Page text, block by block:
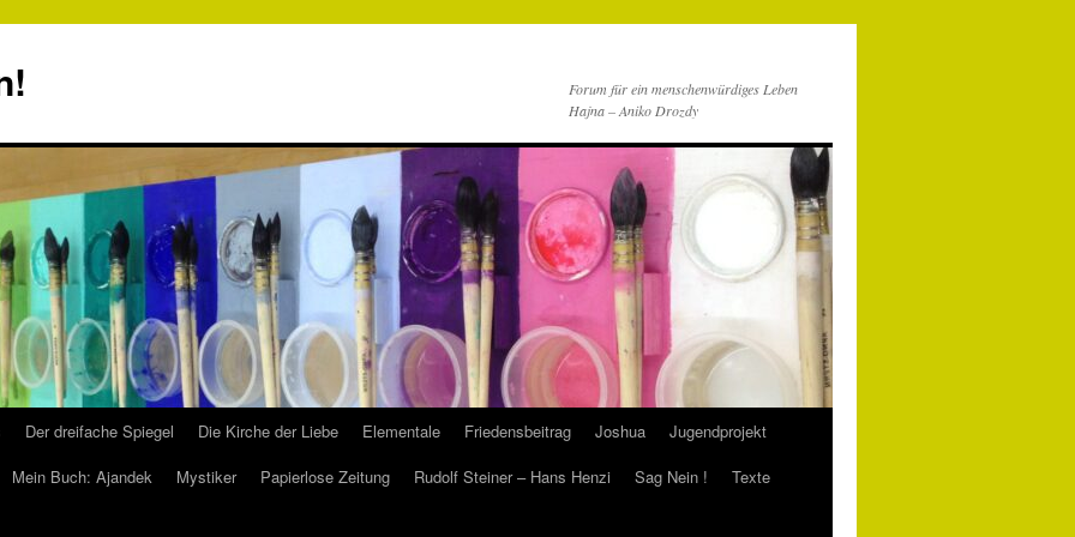
Forum für ein menschenwürdiges Leben
Hajna – Aniko Drozdy
Der dreifache Spiegel Die Kirche der Liebe Elementale Friedensbeitrag Joshua
Jugendprojekt
Mein Buch: Ajandek Mystiker Papierlose Zeitung Rudolf Steiner – Hans Henzi Sag Nein !
Texte